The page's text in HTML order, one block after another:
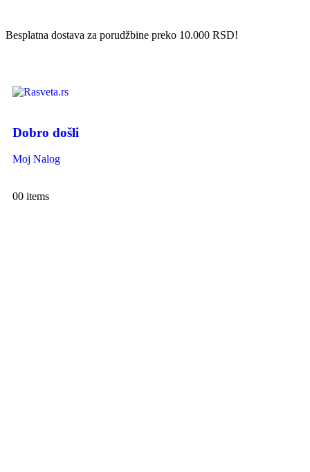
Besplatna dostava za porudžbine preko 10.000 RSD!
Dobro došli
Moj Nalog
00 items